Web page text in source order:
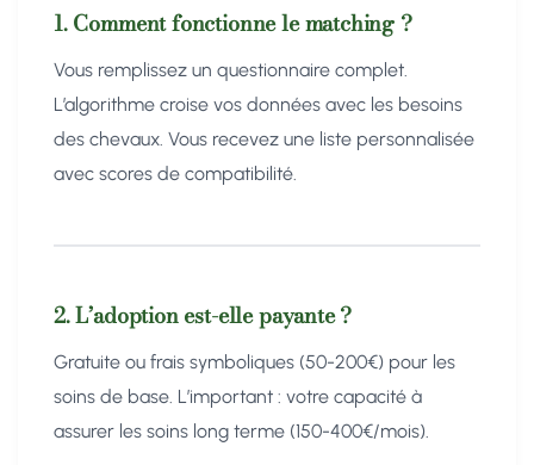
1. Comment fonctionne le matching ?
Vous remplissez un questionnaire complet.
L’algorithme croise vos données avec les besoins
des chevaux. Vous recevez une liste personnalisée
avec scores de compatibilité.
2. L’adoption est-elle payante ?
Gratuite ou frais symboliques (50-200€) pour les
soins de base. L’important : votre capacité à
assurer les soins long terme (150-400€/mois).